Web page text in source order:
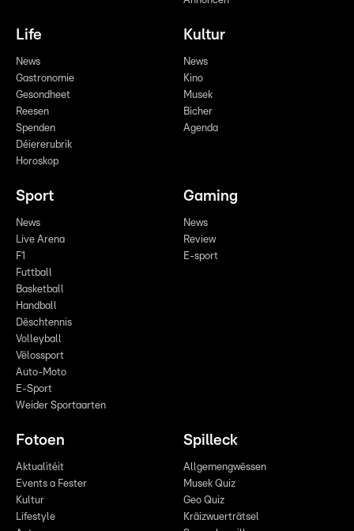
Life
News
Gastronomie
Gesondheet
Reesen
Spenden
Déiererubrik
Horoskop
Kultur
News
Kino
Musek
Bicher
Agenda
Sport
News
Live Arena
F1
Futtball
Basketball
Handball
Dëschtennis
Volleyball
Vëlossport
Auto-Moto
E-Sport
Weider Sportaarten
Gaming
News
Review
E-sport
Fotoen
Aktualitéit
Events a Fester
Kultur
Lifestyle
Spilleck
Allgemengwëssen
Musek Quiz
Geo Quiz
Kräizwuerträtsel